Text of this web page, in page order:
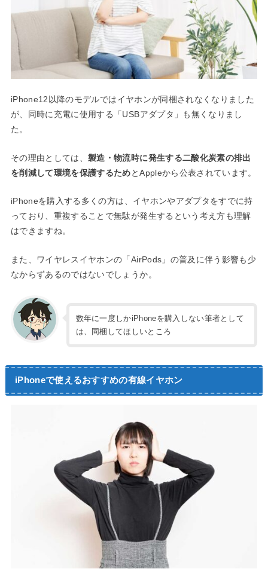
iPhone12以降のモデルではイヤホンが同梱されなくなりました
が、同時に充電に使用する「USBアダプタ」も無くなりまし
た。
その理由としては、製造・物流時に発生する二酸化炭素の排出
を削減して環境を保護するためとAppleから公表されています。
iPhoneを購入する多くの方は、イヤホンやアダプタをすでに持
っており、重複することで無駄が発生するという考え方も理解
はできますね。
また、ワイヤレスイヤホンの「AirPods」の普及に伴う影響も少
なからずあるのではないでしょうか。
数年に一度しかiPhoneを購入しない筆者として
は、同梱してほしいところ
iPhoneで使えるおすすめの有線イヤホン